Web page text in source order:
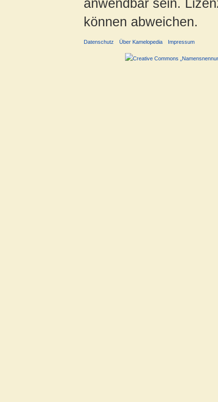
können abweichen.
Datenschutz Über Kamelopedia Impressum